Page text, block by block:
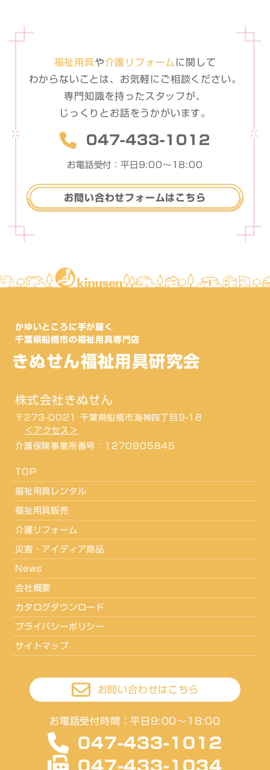
福祉用具や介護リフォームに関して
わからないことは、お気軽に ご相談ください。
専門知識を持ったスタッフが、
じっくりとお話をうかがいます。
047-433-1012
お電話受付：平日9:00〜18:00
お問い合わせフォームはこちら
かゆいところに手が届く
千葉県船橋市の福祉用具専門店
きぬせん福祉用具研究会
株式会社きぬせん
〒273-0021 千葉県船橋市海神四丁目9-18
＜アクセス＞
介護保険事業所番号：1270905845
TOP
福祉用具レンタル
福祉用具販売
介護リフォーム
災害・アイディア商品
News
会社概要
カタログダウンロード
プライバシーポリシー
サイトマップ
お問い合わせはこちら
お電話受付時間：平日9:00〜18:00
047-433-1012
047-433-1034